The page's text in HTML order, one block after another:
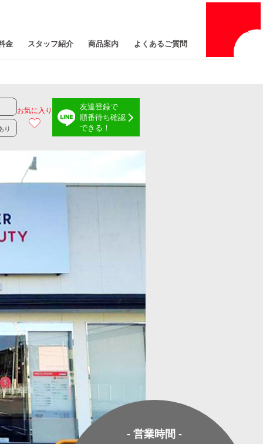
情報
金 スタッフ紹介 商品案内 よくあるご質問
り
お気に入り
友達登録で
順番待ち確認
できる！
- 営業時間 -